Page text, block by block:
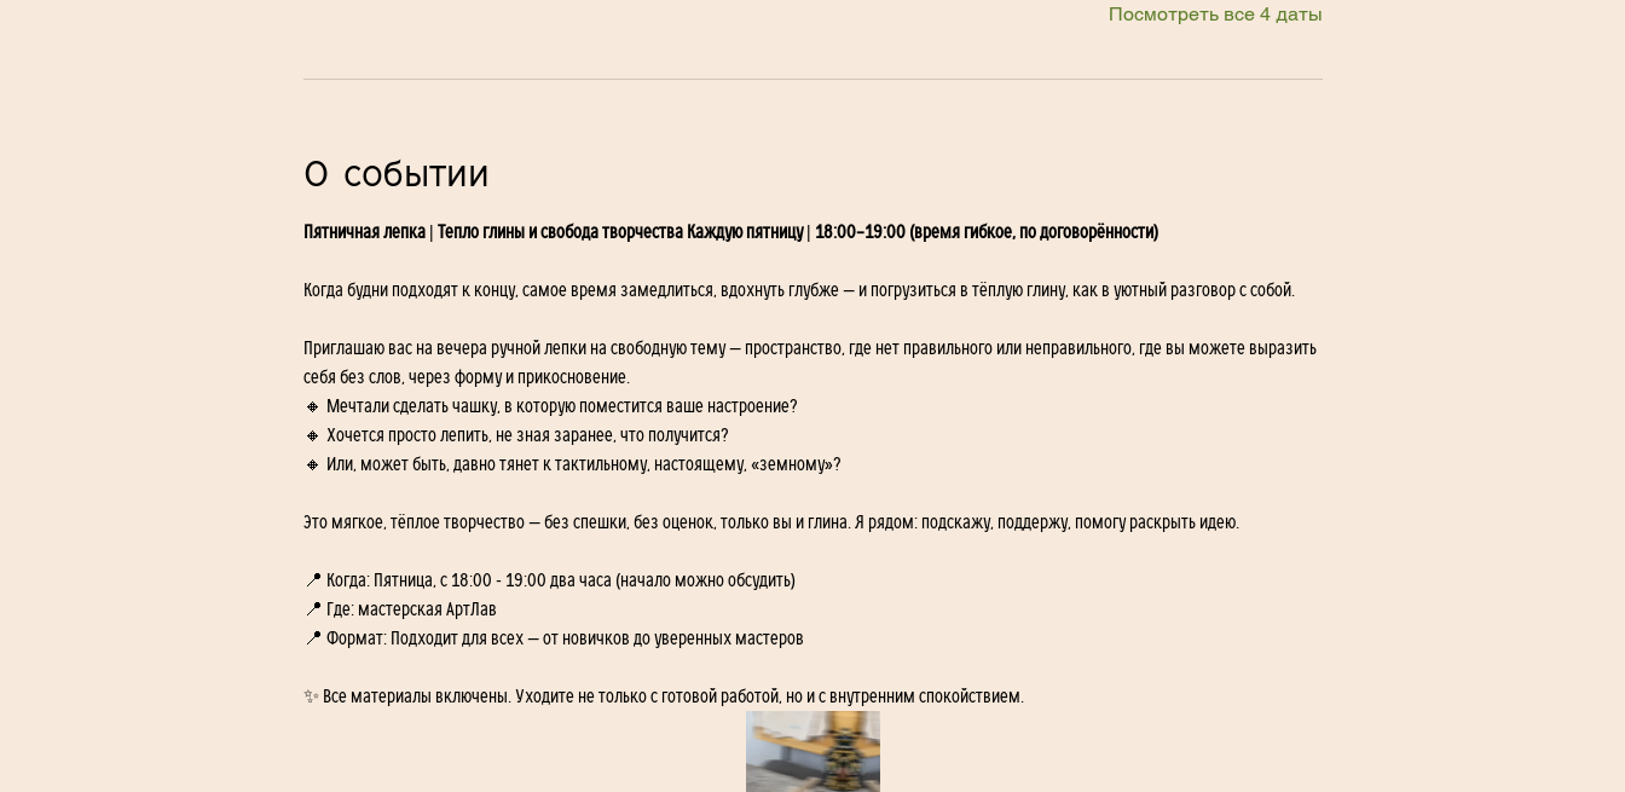
Посмотреть все 4 даты
О событии
Пятничная лепка | Тепло глины и свобода творчества Каждую пятницу | 18:00–19:00 (время гибкое, по договорённости)
Когда будни подходят к концу, самое время замедлиться, вдохнуть глубже — и погрузиться в тёплую глину, как в уютный разговор с собой.
Приглашаю вас на вечера ручной лепки на свободную тему — пространство, где нет правильного или неправильного, где вы можете выразить
себя без слов, через форму и прикосновение.
🔸 Мечтали сделать чашку, в которую поместится ваше настроение?
🔸 Хочется просто лепить, не зная заранее, что получится?
🔸 Или, может быть, давно тянет к тактильному, настоящему, «земному»?
Это мягкое, тёплое творчество — без спешки, без оценок, только вы и глина. Я рядом: подскажу, поддержу, помогу раскрыть идею.
📍 Когда: Пятница, с 18:00 - 19:00 два часа (начало можно обсудить)
📍 Где: мастерская АртЛав
📍 Формат: Подходит для всех — от новичков до уверенных мастеров
✨ Все материалы включены. Уходите не только с готовой работой, но и с внутренним спокойствием.